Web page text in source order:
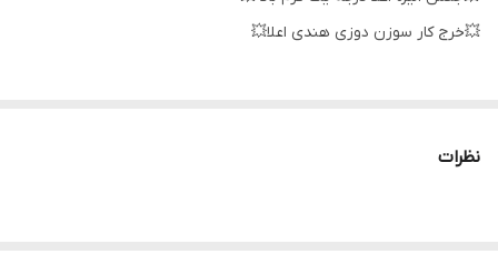
💥خرج کار سوزن دوزی هندی اعلا💥
سایز 2(46 تا 48)دور سینه 108
نظرات